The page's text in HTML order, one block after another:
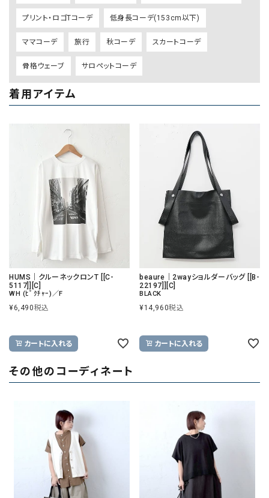
プリント・ロゴTコーデ 低身長コーデ(153cm以下)
ママコーデ 旅行 秋コーデ スカートコーデ
骨格ウェーブ サロペットコーデ
着用アイテム
HUMS｜クルーネックロンT [[C-
5117]][C]
WH (ﾋﾟｸﾁｬｰ)／F
¥6,490税込
カートに入れる
beaure｜2wayショルダーバッグ [[B-
22197]][C]
BLACK
¥14,960税込
カートに入れる
その他のコーディネート